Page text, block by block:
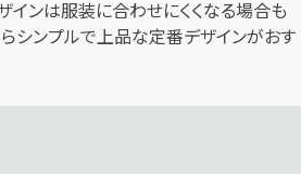
インは服装に合わせにくくなる場合も
シンプルで上品な定番デザインがおす